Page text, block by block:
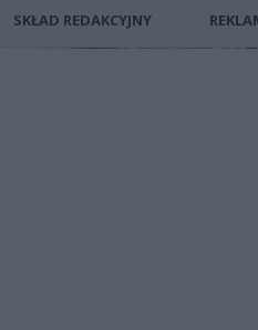
SKŁAD REDAKCYJNY